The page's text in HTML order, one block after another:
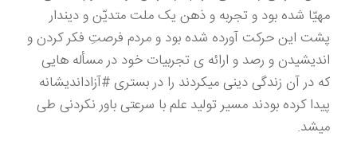
مهیّا شده بود و تجربه و ذهن یک ملت متدیّن و دیندار
پشت این حرکت آورده شده بود و مردم فرصتِ فکر کردن و
اندیشیدن و رصد و ارائه ی تجربیات خود در مسأله هایی
که در آن زندگی دینی میکردند را در بستری #آزاداندیشانه
پیدا کرده بودند مسیر تولید علم با سرعتی باور نکردنی طی
میشد.